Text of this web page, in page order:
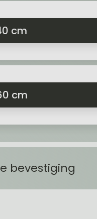
cm
cm
bevestiging